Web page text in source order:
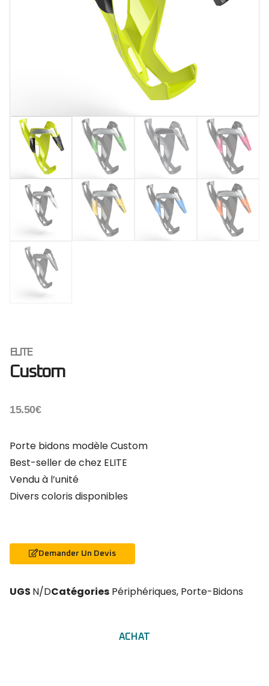
ELITE
Custom
15.50€
Porte bidons modèle Custom
Best-seller de chez ELITE
Vendu à l’unité
Divers coloris disponibles
Demander Un Devis
UGS N/DCatégories Périphériques, Porte-Bidons
ACHAT